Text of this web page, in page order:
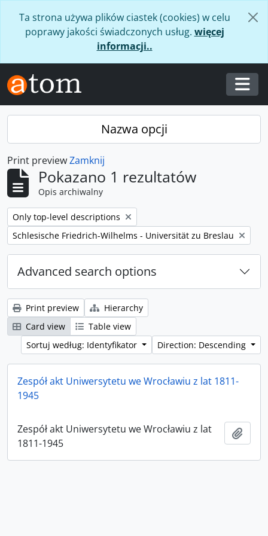
Ta strona używa plików ciastek (cookies) w celu
poprawy jakości świadczonych usług. więcej
informacji..
Nazwa opcji
Print previewZamknij
Pokazano 1 rezultatów
Opis archiwalny
Remove filter:
Only top-level descriptions
Remove filter:
Schlesische Friedrich-Wilhelms - Universität zu Breslau
Advanced search options
Print preview
Hierarchy
Card view
Table view
Sortuj według: Identyfikator
Direction: Descending
Zespół akt Uniwersytetu we Wrocławiu z lat 1811-
1945
Zespół akt Uniwersytetu we Wrocławiu z lat
1811-1945